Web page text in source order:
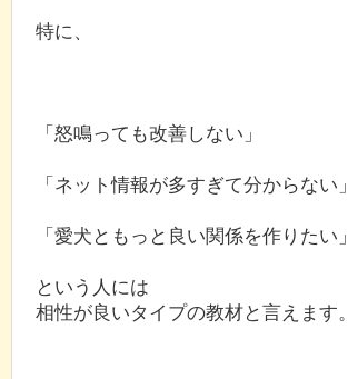
特に、
「怒鳴っても改善しない」
「ネット情報が多すぎて分からない」
「愛犬ともっと良い関係を作りたい」
という人には
相性が良いタイプの教材と言えます。